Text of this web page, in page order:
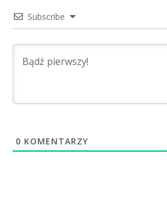
Subscribe
0 KOMENTARZY